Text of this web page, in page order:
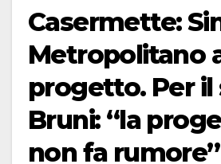
Casermette:
Metropolitano
progetto. Per il
Bruni: “la
non fa rumore”